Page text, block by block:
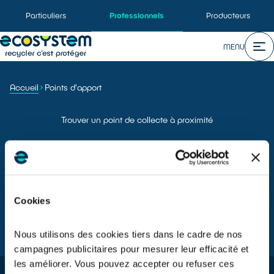
Cookies
Nous utilisons des cookies tiers dans le cadre de nos
campagnes publicitaires pour mesurer leur efficacité et
les améliorer. Vous pouvez accepter ou refuser ces
Particuliers Professionnels Producteurs
MENU
Accueil Points d'apport
Trouver un point de collecte à proximité
Catégorie(s) de déchets